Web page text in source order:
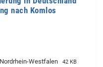
nach Komlos
Westfalen 42 KB